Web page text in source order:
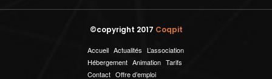
©copyright 2017 Coqpit
Accueil Actualités L’association
Hébergement Animation Tarifs
Contact Offre d’emploi